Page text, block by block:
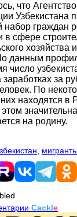
что
Узбекистана
набор граждан
сфере
данным
число
за
По
находятся в
на родину.
Cackle